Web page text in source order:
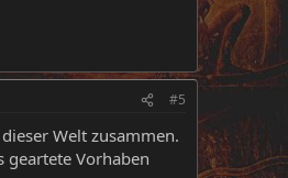
#5
Welt zusammen.
geartete Vorhaben